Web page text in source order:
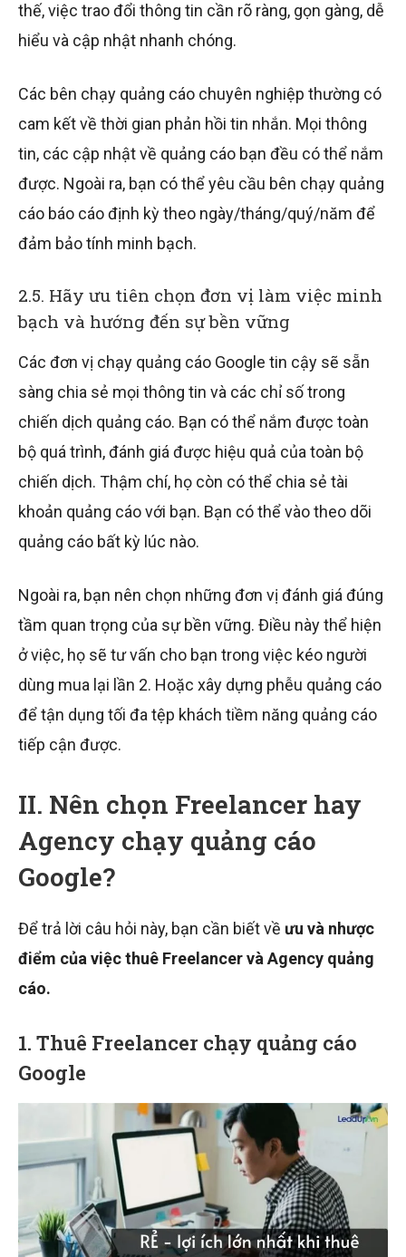
thế, việc trao đổi thông tin cần rõ ràng, gọn gàng, dễ
hiểu và cập nhật nhanh chóng.
Các bên chạy quảng cáo chuyên nghiệp thường có
cam kết về thời gian phản hồi tin nhắn. Mọi thông
tin, các cập nhật về quảng cáo bạn đều có thể nắm
được. Ngoài ra, bạn có thể yêu cầu bên chạy quảng
cáo báo cáo định kỳ theo ngày/tháng/quý/năm để
đảm bảo tính minh bạch.
2.5. Hãy ưu tiên chọn đơn vị làm việc minh
bạch và hướng đến sự bền vững
Các đơn vị chạy quảng cáo Google tin cậy sẽ sẵn
sàng chia sẻ mọi thông tin và các chỉ số trong
chiến dịch quảng cáo. Bạn có thể nắm được toàn
bộ quá trình, đánh giá được hiệu quả của toàn bộ
chiến dịch. Thậm chí, họ còn có thể chia sẻ tài
khoản quảng cáo với bạn. Bạn có thể vào theo dõi
quảng cáo bất kỳ lúc nào.
Ngoài ra, bạn nên chọn những đơn vị đánh giá đúng
tầm quan trọng của sự bền vững. Điều này thể hiện
ở việc, họ sẽ tư vấn cho bạn trong việc kéo người
dùng mua lại lần 2. Hoặc xây dựng phễu quảng cáo
để tận dụng tối đa tệp khách tiềm năng quảng cáo
tiếp cận được.
II. Nên chọn Freelancer hay
Agency chạy quảng cáo
Google?
Để trả lời câu hỏi này, bạn cần biết về ưu và nhược
điểm của việc thuê Freelancer và Agency quảng
cáo.
1. Thuê Freelancer chạy quảng cáo
Google